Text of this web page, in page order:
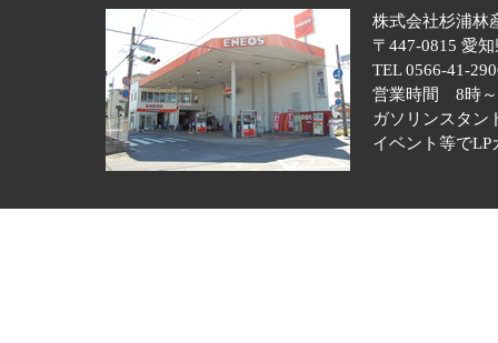
株式会社杉浦林
〒447-0815 愛
TEL 0566-41-
営業時間 8時
ガソリンスタン
イベント等で